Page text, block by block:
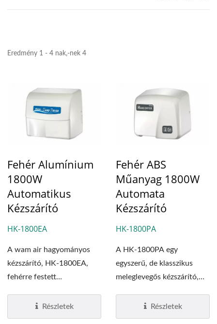
Eredmény 1 - 4 nak,-nek 4
Fehér Alumínium
1800W
Automatikus
Kézszárító
HK-1800EA
A wam air hagyományos
kézszárító, HK-1800EA,
fehérre festett
Részletek
Fehér ABS
Műanyag 1800W
Automata
Kézszárító
HK-1800PA
A HK-1800PA egy
egyszerű, de klasszikus
meleglevegős kézszárító,
Részletek